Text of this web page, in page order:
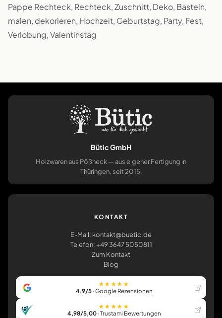
Pappe Rechteck, Rechteck, Zuschnitt, Deko, Basteln,
malen, dekorieren, Hochzeit, Geburtstag, Party, Fest,
Verlobung, Valentinstag
Bütic GmbH
Holzwaren aus Pößneck — aus eigener Fertigung in
Thüringen, seit 2015.
KONTAKT
E-Mail: kontakt@buetic.de
Telefon: +49 3647 5050811
Zum Kontakt
Blog
★★★★★
4,9/5· Google Rezensionen
★★★★★
4,98/5,00· Trustami Bewertungen